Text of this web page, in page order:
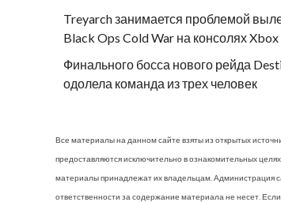
Treyarch занимается проблемой
Black Ops Cold War на консолях Xbox
Финального босса нового рейда
одолела команда из трех человек
Все материалы на данном сайте взяты из открытых
предоставляются исключительно в ознакомительных
материалы принадлежат их владельцам. Администрация
ответственности за содержание материала не несет.